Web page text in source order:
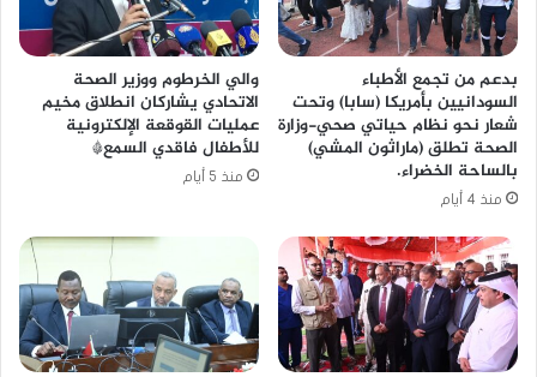
بدعم من تجمع الأطباء
السودانيين بأمريكا (سابا) وتحت
شعار نحو نظام حياتي صحي-وزارة
الصحة تطلق (ماراثون المشي)
بالساحة الخضراء.
منذ 4 أيام
والي الخرطوم ووزير الصحة
الاتحادي يشاركان انطلاق مخيم
عمليات القوقعة الإلكترونية
للأطفال فاقدي السمع*
منذ 5 أيام